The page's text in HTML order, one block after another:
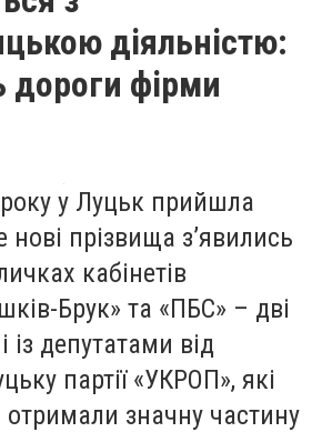
діяльністю:
дороги фірми
у Луцьк прийшла
прізвища з’явились
кабінетів
Брук» та «ПБС» – дві
із депутатами від
партії «УКРОП», які
отримали значну частину